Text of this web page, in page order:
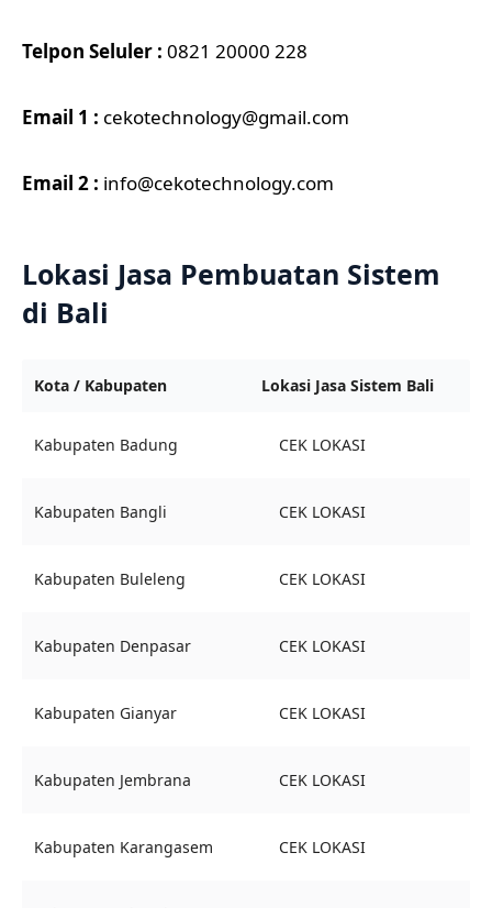
Telpon Seluler : 0821 20000 228
Email 1 : cekotechnology@gmail.com
Email 2 : info@cekotechnology.com
Lokasi Jasa Pembuatan Sistem
di Bali
Kota / Kabupaten Lokasi Jasa Sistem Bali
Kabupaten Badung CEK LOKASI
Kabupaten Bangli CEK LOKASI
Kabupaten Buleleng CEK LOKASI
Kabupaten Denpasar CEK LOKASI
Kabupaten Gianyar CEK LOKASI
Kabupaten Jembrana CEK LOKASI
Kabupaten Karangasem CEK LOKASI